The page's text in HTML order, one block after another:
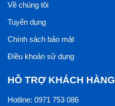
Về chúng tôi
Tuyển dụng
Chính sách bảo mật
Điều khoản sử dụng
HỖ TRỢ KHÁCH HÀNG
Hotline: 0971 753 086